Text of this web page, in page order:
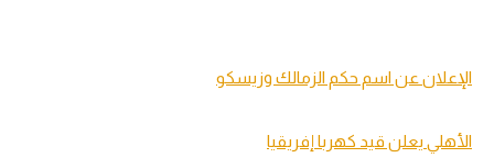
الإعلان عن اسم حكم الزمالك وزيسكو
الأهلي يعلن قيد كهربا إفريقيا